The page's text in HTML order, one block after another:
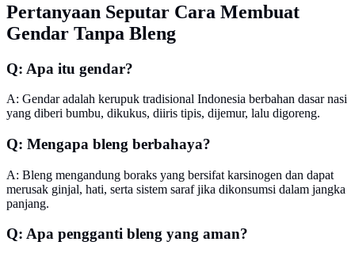
Pertanyaan Seputar Cara Membuat
Gendar Tanpa Bleng
Q: Apa itu gendar?
A: Gendar adalah kerupuk tradisional Indonesia berbahan dasar nasi
yang diberi bumbu, dikukus, diiris tipis, dijemur, lalu digoreng.
Q: Mengapa bleng berbahaya?
A: Bleng mengandung boraks yang bersifat karsinogen dan dapat
merusak ginjal, hati, serta sistem saraf jika dikonsumsi dalam jangka
panjang.
Q: Apa pengganti bleng yang aman?